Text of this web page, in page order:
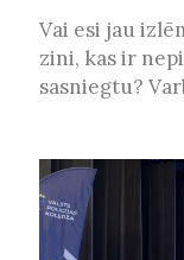
Vai esi jau
zini, kas ir
sasniegtu?